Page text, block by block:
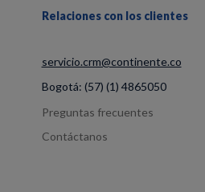
Relaciones con los clientes
servicio.crm@continente.co
Bogotá: (57) (1) 4865050
Preguntas frecuentes
Contáctanos